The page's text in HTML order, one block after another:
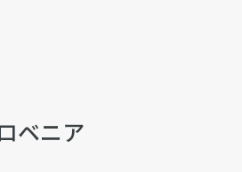
ベニア